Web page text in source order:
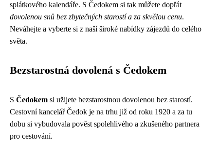
splátkového kalendáře. S Čedokem si tak můžete dopřát
dovolenou snů bez zbytečných starostí a za skvělou cenu.
Neváhejte a vyberte si z naší široké nabídky zájezdů do celého
světa.
Bezstarostná dovolená s Čedokem
S Čedokem si užijete bezstarostnou dovolenou bez starostí.
Cestovní kancelář Čedok je na trhu již od roku 1920 a za tu
dobu si vybudovala pověst spolehlivého a zkušeného partnera
pro cestování.